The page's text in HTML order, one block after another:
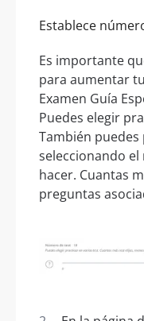
Establece
Es importante
para aumentar
Examen Guía
Puedes elegir
También
seleccionando
hacer. Cuantas
preguntas